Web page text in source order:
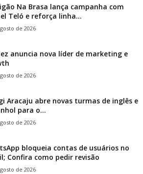
Na Brasa lança campanha com
Teló e reforça linha...
de 2026
anuncia nova líder de marketing e
de 2026
Aracaju abre novas turmas de inglês e
para o...
de 2026
bloqueia contas de usuários no
Confira como pedir revisão
de 2026